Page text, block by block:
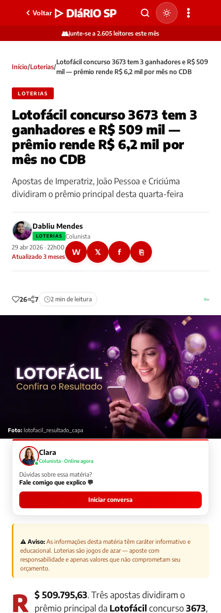
Voltar ▷ DIáRIO SP
👥Junte-se a 2.605 leitores este mês
Início/Loterias/
Lotofácil concurso 3673 tem 3 ganhadores e R$ 509
mil — prêmio rende R$ 6,2 mil por mês no CDB
LOTERIAS
Lotofácil concurso 3673 tem 3
ganhadores e R$ 509 mil —
prêmio rende R$ 6,2 mil por
mês no CDB
Apostas de Imperatriz, João Pessoa e Criciúma
dividiram o prêmio principal desta quarta-feira
Dabliu Mendes
LOTERIAS
Colunista
29 abr 2026 · 22h00
Atualizado 3 meses
W 𝕏 f ⎘
26 7 2 min de leitura –
Foto: lotofacil_resultado_capa
Clara
Colunista · Online agora
Dúvidas sobre essa matéria?
Fale comigo que explico 💬
Iniciar conversa
⚠️ Aviso: As informações desta matéria têm caráter informativo e
educacional. Loterias são jogos de azar — aposte com
responsabilidade e apenas valores que não comprometam seu
orçamento.
R$ 509.795,63. Três apostas dividiram o
prêmio principal da Lotofácil concurso3673,